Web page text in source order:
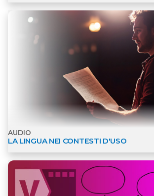
LA LINGUA NEI CONTESTI D'USO
Apri dettagli Audio
Apri dettagli Mappe interattive